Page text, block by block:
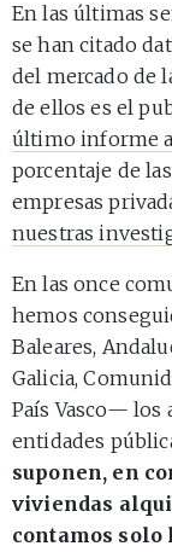
En las últimas
se han citado
del mercado de
de ellos es el
último informe
porcentaje de
empresas
nuestras
En las once
hemos
Baleares,
Galicia,
País Vasco— los
entidades
suponen, en
viviendas
contamos solo